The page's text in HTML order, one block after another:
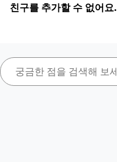
친구를 추가할 수 없어요.